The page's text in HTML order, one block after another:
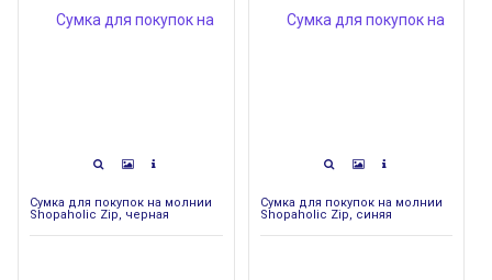
Сумка для покупок на молнии
Shopaholic Zip, черная
Сумка для покупок на молнии
Shopaholic Zip, синяя